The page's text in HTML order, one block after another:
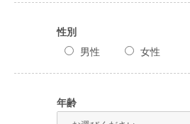
性別
男性
女性
年齢